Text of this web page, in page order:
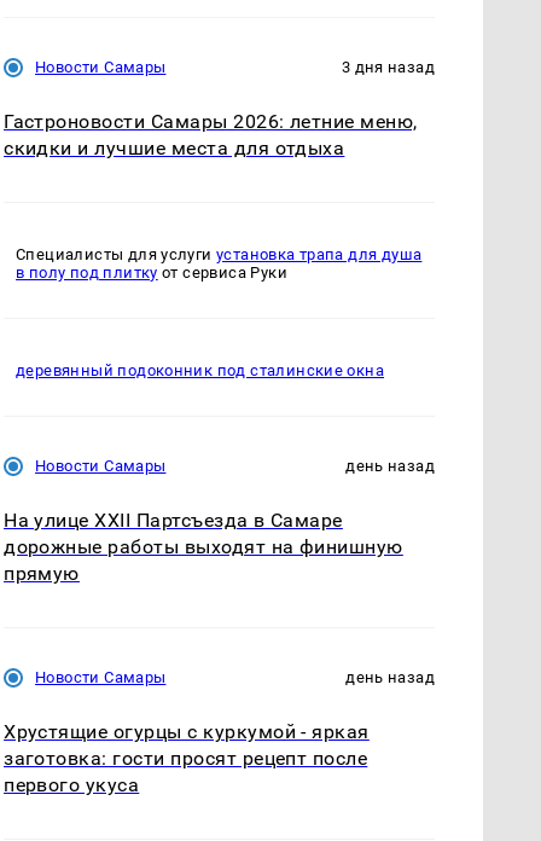
Новости Самары 3 дня назад
Гастроновости Самары 2026: летние меню,
скидки и лучшие места для отдыха
Специалисты для услугиустановка трапа для душа
в полу под плитку от сервиса Руки
деревянный подоконник под сталинские окна
Новости Самары день назад
На улице XXII Партсъезда в Самаре
дорожные работы выходят на финишную
прямую
Новости Самары день назад
Хрустящие огурцы с куркумой - яркая
заготовка: гости просят рецепт после
первого укуса